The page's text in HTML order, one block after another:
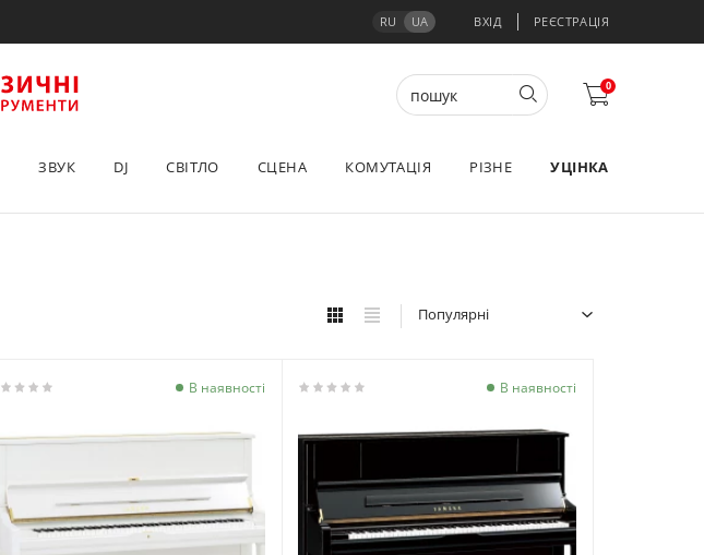
RU UA ВХІД РЕЄСТРАЦІЯ
0
ЗВУК DJ СВІТЛО СЦЕНА КОМУТАЦІЯ РІЗНЕ УЦІНКА
Популярні
В наявності В наявності